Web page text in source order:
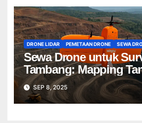
DRONE LIDAR PEMETAAN DRONE SEWA
Sewa Drone untuk
Tambang: Mapping
Profesional Lebih
SEP 8, 2025